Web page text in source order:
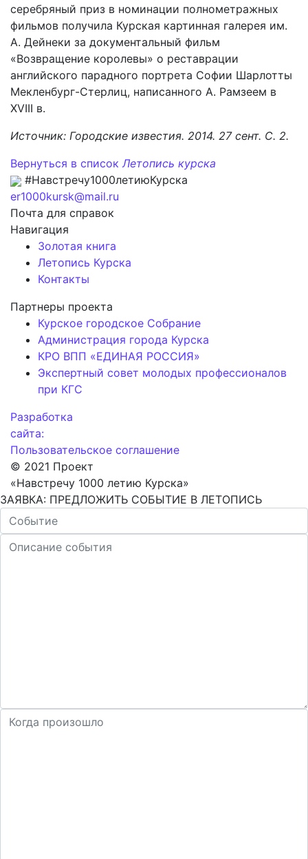
серебряный приз в номинации полнометражных
фильмов получила Курская картинная галерея им.
А. Дейнеки за документальный фильм
«Возвращение королевы» о реставрации
английского парадного портрета Софии Шарлотты
Мекленбург-Стерлиц, написанного А. Рамзеем в
XVIII в.
Источник: Городские известия. 2014. 27 сент. С. 2.
Вернуться в списокЛетопись курска
#Навстречу1000летиюКурска
er1000kursk@mail.ru
Почта для справок
Навигация
Золотая книга
Летопись Курска
Контакты
Партнеры проекта
Курское городское Собрание
Администрация города Курска
КРО ВПП «ЕДИНАЯ РОССИЯ»
Экспертный совет молодых профессионалов
при КГС
Разработка
сайта:
Пользовательское соглашение
© 2021 Проект
«Навстречу 1000 летию Курска»
ЗАЯВКА: ПРЕДЛОЖИТЬ СОБЫТИЕ В ЛЕТОПИСЬ